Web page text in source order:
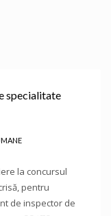
specialitate
la concursul
pentru
de inspector de